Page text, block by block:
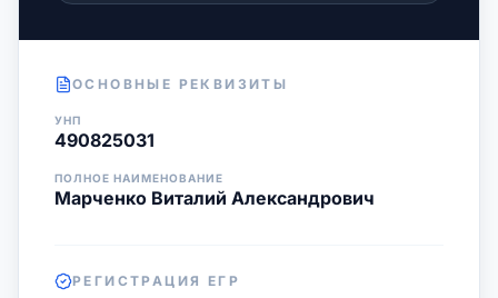
ОСНОВНЫЕ РЕКВИЗИТЫ
УНП
490825031
ПОЛНОЕ НАИМЕНОВАНИЕ
Марченко Виталий Александрович
РЕГИСТРАЦИЯ ЕГР